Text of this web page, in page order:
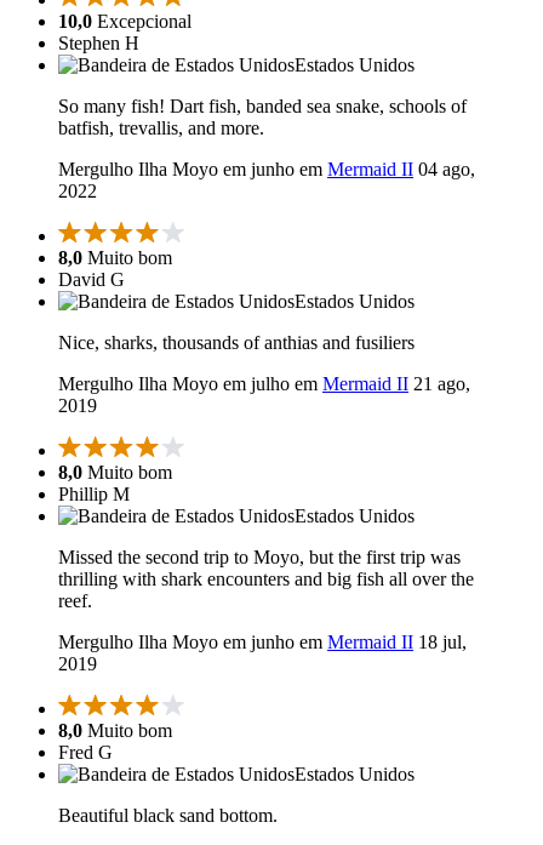
10,0 Excepcional
Stephen H
Estados Unidos
So many fish! Dart fish, banded sea snake, schools of
batfish, trevallis, and more.
Mergulho Ilha Moyo em junho em Mermaid II 04 ago,
2022
8,0 Muito bom
David G
Estados Unidos
Nice, sharks, thousands of anthias and fusiliers
Mergulho Ilha Moyo em julho em Mermaid II 21 ago,
2019
8,0 Muito bom
Phillip M
Estados Unidos
Missed the second trip to Moyo, but the first trip was
thrilling with shark encounters and big fish all over the
reef.
Mergulho Ilha Moyo em junho em Mermaid II 18 jul,
2019
8,0 Muito bom
Fred G
Estados Unidos
Beautiful black sand bottom.